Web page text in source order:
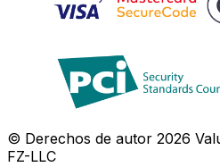
© Derechos de autor 2026
FZ-LLC